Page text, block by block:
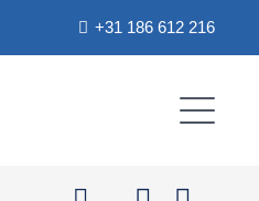
+31 186 612 216